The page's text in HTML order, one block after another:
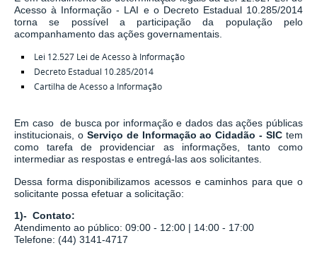
Acesso à Informação - LAI e o Decreto Estadual 10.285/2014
torna se possível a participação da população pelo
acompanhamento das ações governamentais.
Lei 12.527 Lei de Acesso à Informação
Decreto Estadual 10.285/2014
Cartilha de Acesso a Informação
Em caso de busca por informação e dados das ações públicas
institucionais, o Serviço de Informação ao Cidadão - SICtem
como tarefa de
providenciar as informações, tanto como
intermediar as respostas e entregá-las aos solicitantes.
Dessa forma disponibilizamos acessos e caminhos para que o
solicitante possa efetuar a solicitação:
1)- Contato:
Atendimento ao público: 09:00 - 12:00 | 14:00 - 17:00
Telefone: (44) 3141-4717